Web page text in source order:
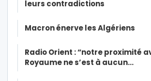
leurs contradictions
Macron énerve les Algériens
Radio Orient : “notre proximité
Royaume ne s’est à aucun…